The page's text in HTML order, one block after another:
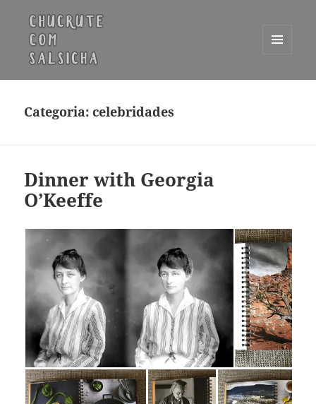
WIDGETS
Categoria:celebridades
Dinner with Georgia
O’Keeffe